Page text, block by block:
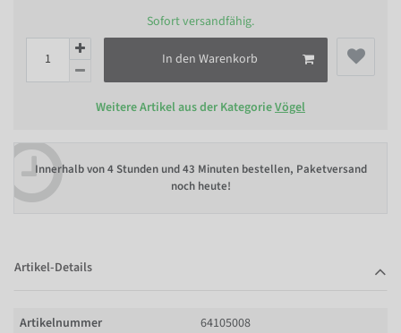
Sofort versandfähig.
In den Warenkorb
Weitere Artikel aus der KategorieVögel
Innerhalb von4 Stunden und 43 Minuten bestellen, Paketversand
noch heute!
Artikel-Details
Artikelnummer
64105008